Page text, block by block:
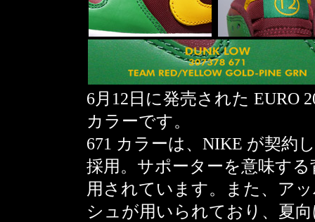
6月12日に発売された EURO
カラーです。
671 カラーは、NIKE が契約
採用。サポーターを意味す
用されています。また、ア
シュが用いられており、夏